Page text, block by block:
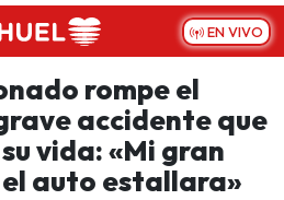
EN VIVO
rompe el
accidente que
vida: «Mi gran
auto estallara»